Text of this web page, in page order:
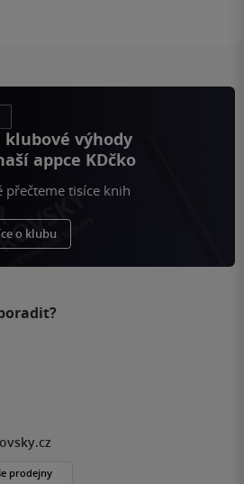
klubové výhody
appce KDčko
přečteme tisíce knih
o klubu
prodejny